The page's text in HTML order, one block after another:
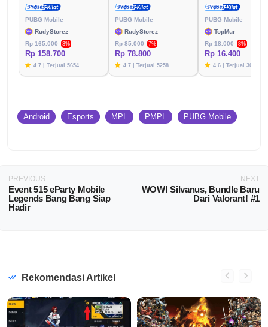
PUBG Mobile
RudyStorez
Rp 165.000
3%
Rp 158.700
4.7 | Terjual 5654
PUBG Mobile
RudyStorez
Rp 85.000
7%
Rp 78.800
4.7 | Terjual 5258
PUBG Mobile
TopMur
Rp 18.000
8%
Rp 16.400
4.6 | Terjual 3020
Android Esports MPL PMPL PUBG Mobile
PREVIOUS
Event 515 eParty Mobile
Legends Bang Bang Siap
Hadir
NEXT
WOW! Silvanus, Bundle Baru
Dari Valorant! #1
Rekomendasi Artikel